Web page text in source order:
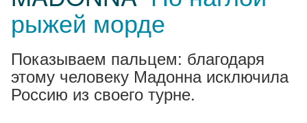
рыжей морде
Показываем пальцем: благодаря
этому человеку Мадонна исключила
Россию из своего турне.